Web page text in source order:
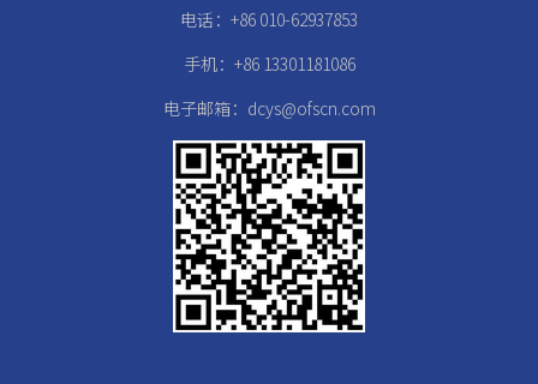
电话：+86 010-62937853
手机：+86 13301181086
电子邮箱：dcys@ofscn.com